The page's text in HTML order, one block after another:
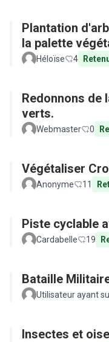
Plantation
la palette
Héloïse 4
Redonnons de
verts.
Webmaster 0
Végétaliser
Anonyme 11
Piste cyclable
Cardabelle 19
Bataille
Utilisateur ayant
Insectes et